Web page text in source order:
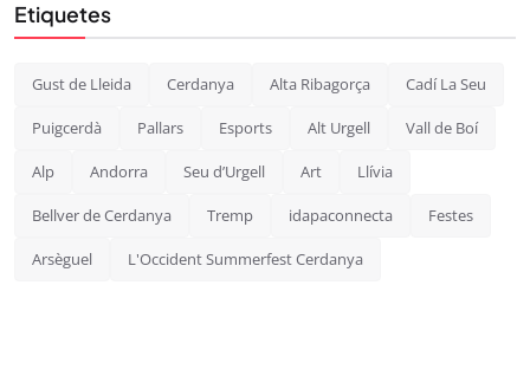
Etiquetes
Gust de Lleida Cerdanya Alta Ribagorça Cadí La Seu
Puigcerdà Pallars Esports Alt Urgell Vall de Boí
Alp Andorra Seu d’Urgell Art Llívia
Bellver de Cerdanya Tremp idapaconnecta Festes
Arsèguel L'Occident Summerfest Cerdanya